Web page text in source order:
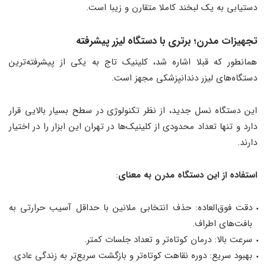
دستیابی به یک لبخند کاملا متقارن و زیبا است.
تجهیزات مدرن؛ برتری با دستگاه لیزر پیشرفته
همانطور که قبلا اشاره شد، کلینیک تاج به یکی از پیشرفته‌ترین
دستگاه‌های لیزر دندانپزشکی مجهز است.
این دستگاه نسل جدید، از نظر تکنولوژی در سطح بسیار بالایی قرار
دارد و تنها تعداد محدودی از کلینیک‌ها در تهران این ابزار را در اختیار
دارند.
استفاده از این دستگاه مدرن به معنای:
دقت فوق‌العاده: حذف انتخابی ملانین با حداقل آسیب حرارتی به
بافت‌های اطراف.
سرعت بالا: درمان کوتاه‌تر و تعداد جلسات کمتر.
بهبود سریع: دوره نقاهت کوتاه‌تر و بازگشت سریع‌تر به زندگی عادی.